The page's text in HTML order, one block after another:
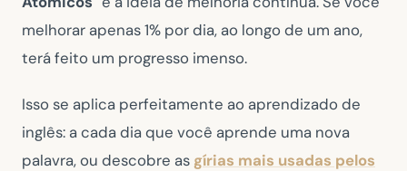
melhorar apenas 1% por dia, ao longo de um ano,
terá feito um progresso imenso.
Isso se aplica perfeitamente ao aprendizado de
inglês: a cada dia que você aprende uma nova
palavra, ou descobre as gírias mais usadas pelos